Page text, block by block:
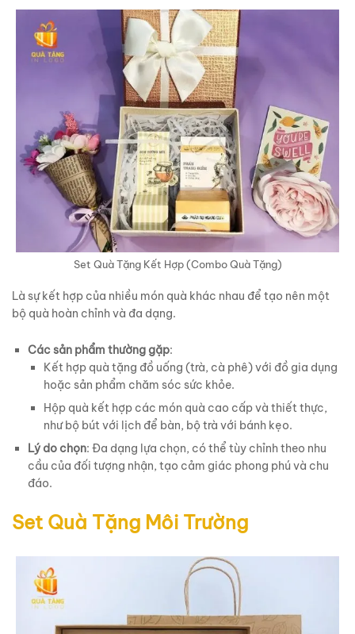
Set Quà Tặng Kết Hợp (Combo Quà Tặng)
Là sự kết hợp của nhiều món quà khác nhau để tạo nên một
bộ quà hoàn chỉnh và đa dạng.
Các sản phẩm thường gặp:
Kết hợp quà tặng đồ uống (trà, cà phê) với đồ gia dụng
hoặc sản phẩm chăm sóc sức khỏe.
Hộp quà kết hợp các món quà cao cấp và thiết thực,
như bộ bút với lịch để bàn, bộ trà với bánh kẹo.
Lý do chọn: Đa dạng lựa chọn, có thể tùy chỉnh theo nhu
cầu của đối tượng nhận, tạo cảm giác phong phú và chu
đáo.
Set Quà Tặng Môi Trường